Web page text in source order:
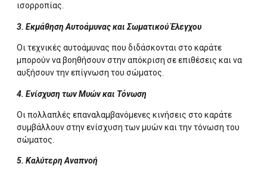
ισορροπίας.
3. Εκμάθηση Αυτοάμυνας και Σωματικού Έλεγχου
Οι τεχνικές αυτοάμυνας που διδάσκονται στο καράτε
μπορούν να βοηθήσουν στην απόκριση σε επιθέσεις και να
αυξήσουν την επίγνωση του σώματος.
4. Ενίσχυση των Μυών και Τόνωση
Οι πολλαπλές επαναλαμβανόμενες κινήσεις στο καράτε
συμβάλλουν στην ενίσχυση των μυών και την τόνωση του
σώματος.
5. Καλύτερη Αναπνοή